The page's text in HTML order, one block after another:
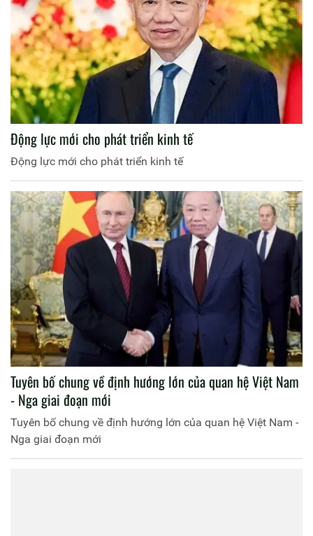
Động lực mới cho phát triển kinh tế
Động lực mới cho phát triển kinh tế
Tuyên bố chung về định hướng lớn của quan hệ Việt Nam
- Nga giai đoạn mới
Tuyên bố chung về định hướng lớn của quan hệ Việt Nam -
Nga giai đoạn mới